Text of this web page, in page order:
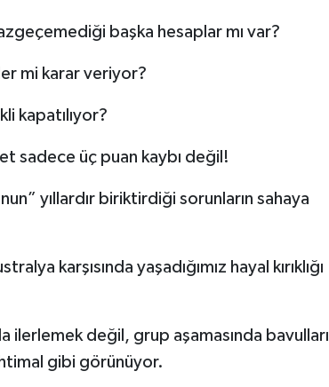
başka hesaplar mı var?
mi karar veriyor?
kapatılıyor?
sadece üç puan kaybı değil!
yıllardır biriktirdiği sorunların sahaya
karşısında yaşadığımız hayal kırıklığı
ilerlemek değil, grup aşamasında bavulları
gibi görünüyor.